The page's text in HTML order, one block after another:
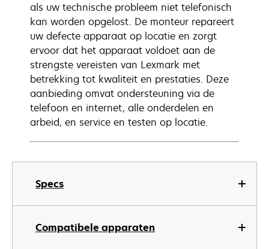
Specs
Compatibele apparaten
als uw technische probleem niet telefonisch
kan worden opgelost. De monteur repareert
uw defecte apparaat op locatie en zorgt
ervoor dat het apparaat voldoet aan de
strengste vereisten van Lexmark met
betrekking tot kwaliteit en prestaties. Deze
aanbieding omvat ondersteuning via de
telefoon en internet, alle onderdelen en
arbeid, en service en testen op locatie.